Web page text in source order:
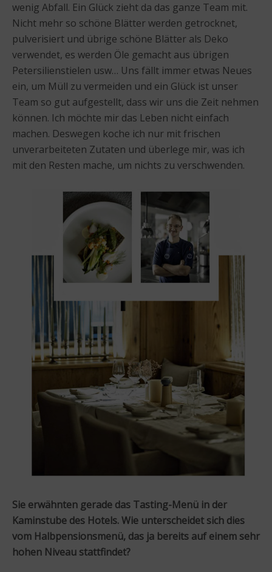
wenig Abfall. Ein Glück zieht da das ganze Team mit.
Nicht mehr so schöne Blätter werden getrocknet,
pulverisiert und übrige schöne Blätter als Deko
verwendet, es werden Öle gemacht aus übrigen
Petersilienstielen usw… Uns fällt immer etwas Neues
ein, um Müll zu vermeiden und ein Glück ist unser
Team so gut aufgestellt, dass wir uns die Zeit nehmen
können. Ich möchte mir das Leben nicht einfach
machen. Deswegen koche ich nur mit frischen
unverarbeiteten Zutaten und überlege mir, was ich
mit den Resten mache, um nichts zu verschwenden.
Sie erwähnten gerade das Tasting-Menü in der
Kaminstube des Hotels. Wie unterscheidet sich dies
vom Halbpensionsmenü, das ja bereits auf einem sehr
hohen Niveau stattfindet?